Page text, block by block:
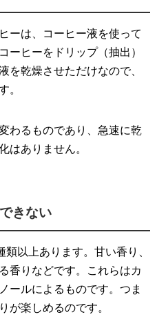
ーは、コーヒー液を使って
ーヒーをドリップ（抽出）
を乾燥させただけなので、
。
わるものであり、急速に乾
はありません。
きない
以上あります。甘い香り、
香りなどです。これらはカ
ールによるものです。つま
が楽しめるのです。